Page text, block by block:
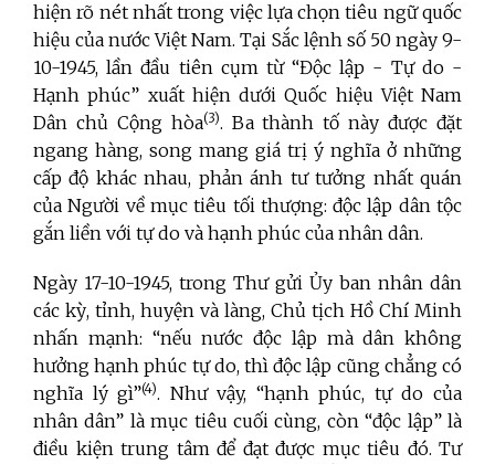
hiện rõ nét nhất trong việc lựa chọn tiêu ngữ quốc
hiệu của nước Việt Nam. Tại Sắc lệnh số 50 ngày 9-
10-1945, lần đầu tiên cụm từ “Độc lập - Tự do -
Hạnh phúc” xuất hiện dưới Quốc hiệu Việt Nam
Dân chủ Cộng hòa(3). Ba thành tố này được đặt
ngang hàng, song mang giá trị ý nghĩa ở những
cấp độ khác nhau, phản ánh tư tưởng nhất quán
của Người về mục tiêu tối thượng: độc lập dân tộc
gắn liền với tự do và hạnh phúc của nhân dân.
Ngày 17-10-1945, trong Thư gửi Ủy ban nhân dân
các kỳ, tỉnh, huyện và làng, Chủ tịch Hồ Chí Minh
nhấn mạnh: “nếu nước độc lập mà dân không
hưởng hạnh phúc tự do, thì độc lập cũng chẳng có
nghĩa lý gì”(4). Như vậy, “hạnh phúc, tự do của
nhân dân” là mục tiêu cuối cùng, còn “độc lập” là
điều kiện trung tâm để đạt được mục tiêu đó. Tư